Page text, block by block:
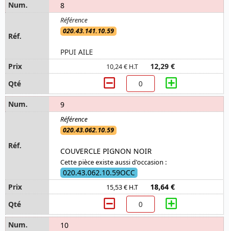
8
020.43.141.10.59
PPUI AILE
10,24 € H.T 12,29 €
9
020.43.062.10.59
COUVERCLE PIGNON NOIR
Cette pièce existe aussi d'occasion :
020.43.062.10.59OCC
15,53 € H.T 18,64 €
10